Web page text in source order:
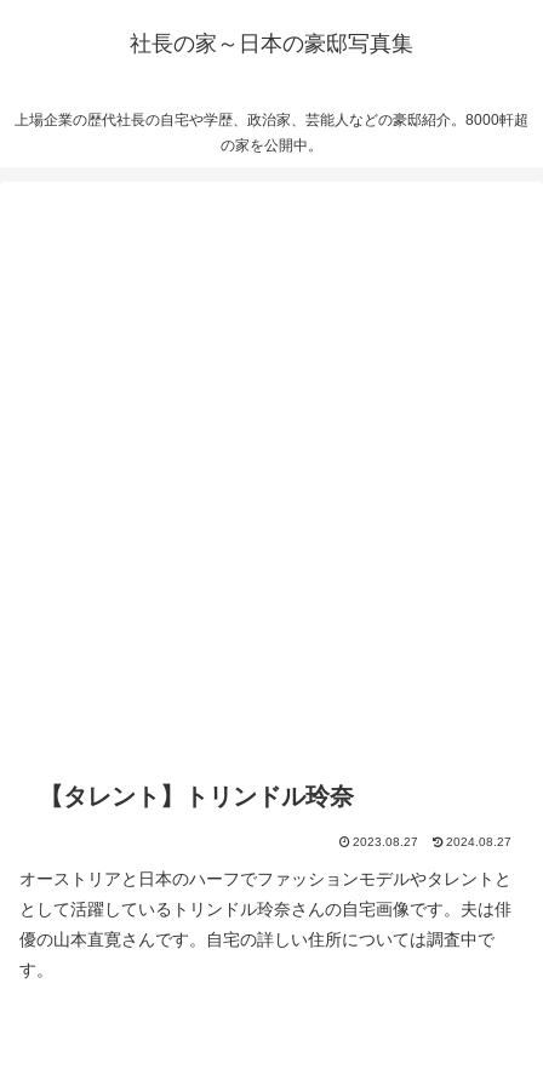
社長の家～日本の豪邸写真集
上場企業の歴代社長の自宅や学歴、政治家、芸能人などの豪邸紹介。8000軒超
の家を公開中。
【タレント】トリンドル玲奈
2023.08.27 2024.08.27
オーストリアと日本のハーフでファッションモデルやタレントと
として活躍しているトリンドル玲奈さんの自宅画像です。夫は俳
優の山本直寛さんです。自宅の詳しい住所については調査中で
す。